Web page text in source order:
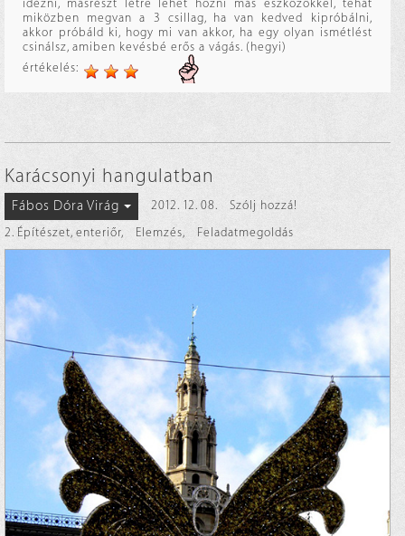
idézni, másrészt létre lehet hozni más eszközökkel, tehát
miközben megvan a 3 csillag, ha van kedved kipróbálni,
akkor próbáld ki, hogy mi van akkor, ha egy olyan ismétlést
csinálsz, amiben kevésbé erős a vágás. (hegyi)
értékelés:
Karácsonyi hangulatban
Fábos Dóra Virág 2012. 12. 08.
Szólj hozzá!
2. Építészet, enteriőr, Elemzés, Feladatmegoldás